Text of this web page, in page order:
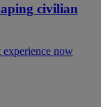
civilian
now